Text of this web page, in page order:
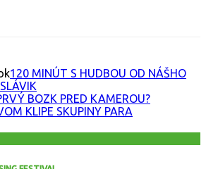
120 MINÚT S HUDBOU OD NÁŠHO
BOZK PRED KAMEROU?
KLIPE SKUPINY PARA